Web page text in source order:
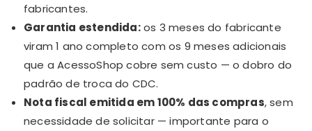
fabricantes.
Garantia estendida:os 3 meses do fabricante
viram 1 ano completo com os 9 meses adicionais
que a AcessoShop cobre sem custo — o dobro do
padrão de troca do CDC.
Nota fiscal emitida em 100% das compras, sem
necessidade de solicitar — importante para o